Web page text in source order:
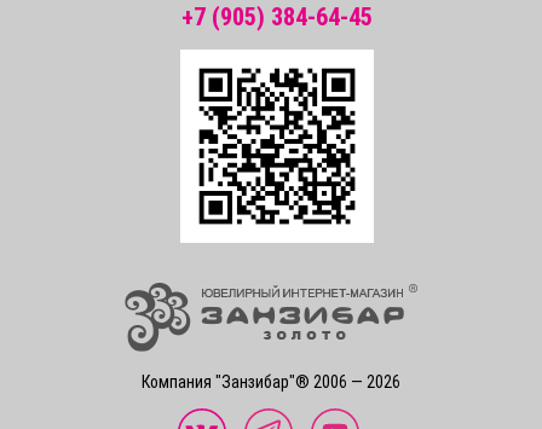
Компания "Занзибар"® 2006 — 2026
+7 (905) 384-64-45